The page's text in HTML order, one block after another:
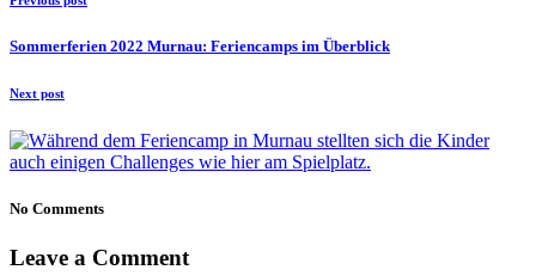
Sommerferien 2022 Murnau: Feriencamps im Überblick
Next post
No Comments
Leave a Comment